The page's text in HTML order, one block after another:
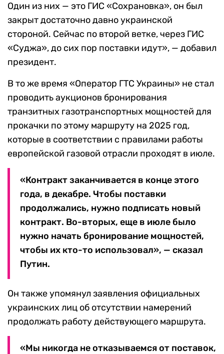
Один из них — это ГИС «Сохрановка», он был
закрыт достаточно давно украинской
стороной. Сейчас по второй ветке, через ГИС
«Суджа», до сих пор поставки идут», — добавил
президент.
В то же время «Оператор ГТС Украины» не стал
проводить аукционов бронирования
транзитных газотранспортных мощностей для
прокачки по этому маршруту на 2025 год,
которые в соответствии с правилами работы
европейской газовой отрасли проходят в июле.
«Контракт заканчивается в конце этого
года, в декабре. Чтобы поставки
продолжались, нужно подписать новый
контракт. Во-вторых, еще в июле было
нужно начать бронирование мощностей,
чтобы их кто-то использовал», — сказал
Путин.
Он также упомянул заявления официальных
украинских лиц об отсутствии намерений
продолжать работу действующего маршрута.
«Мы никогда не отказываемся от поставок,